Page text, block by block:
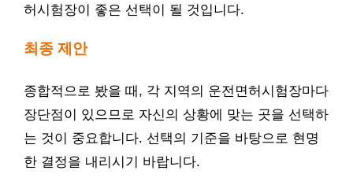
허시험장이 좋은 선택이 될 것입니다.
최종 제안
종합적으로 봤을 때, 각 지역의 운전면허시험장마다
장단점이 있으므로 자신의 상황에 맞는 곳을 선택하
는 것이 중요합니다. 선택의 기준을 바탕으로 현명
한 결정을 내리시기 바랍니다.